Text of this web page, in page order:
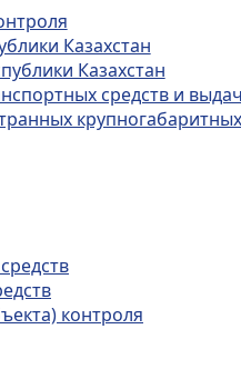
Казахстан
Казахстан
средств и
контроля